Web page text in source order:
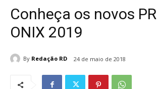
Conheça os novos
ONIX 2019
By Redação RD 24 de maio de 2018